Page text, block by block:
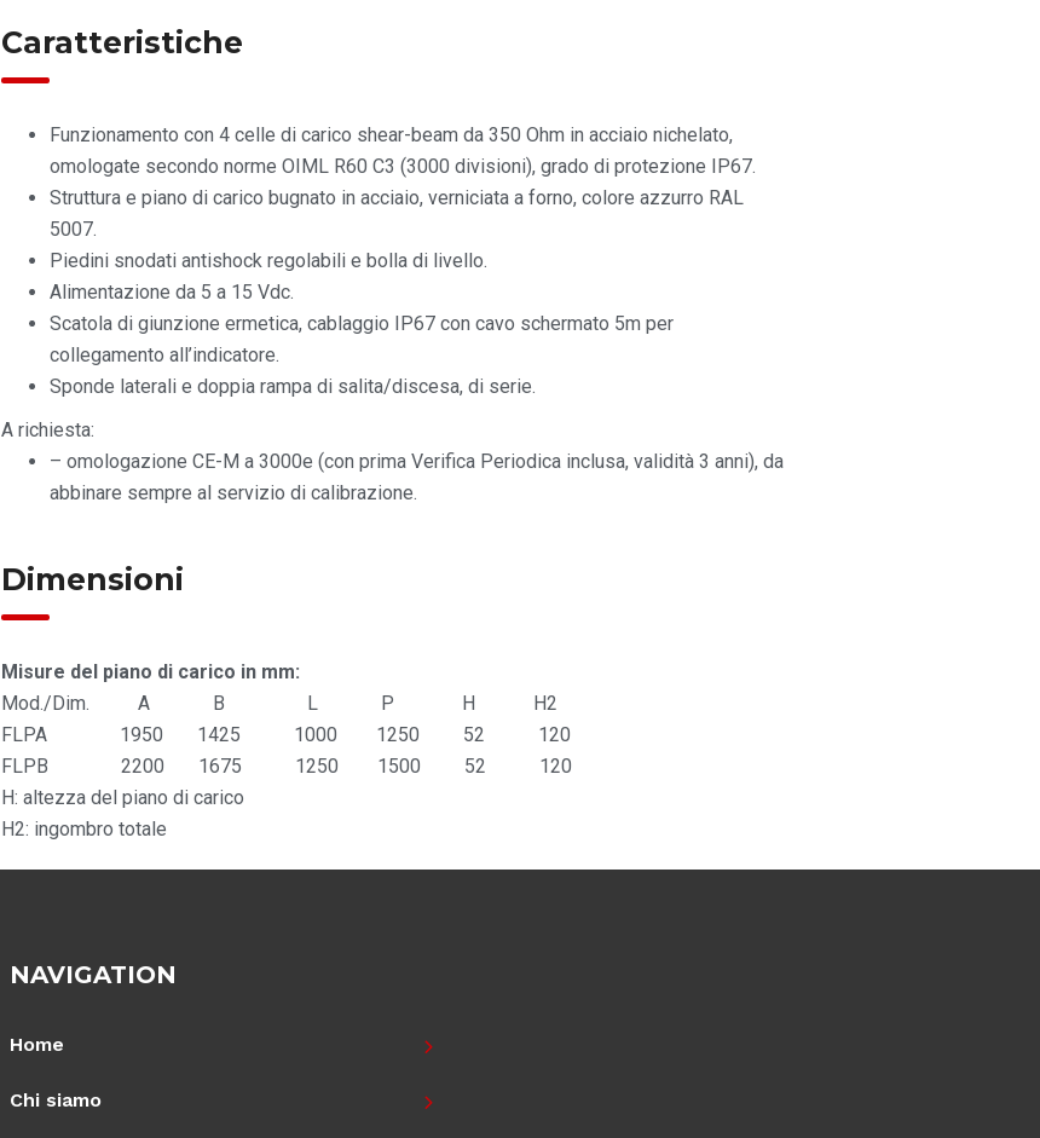
Caratteristiche
Funzionamento con 4 celle di carico shear-beam da 350 Ohm in acciaio nichelato,
omologate secondo norme OIML R60 C3 (3000 divisioni), grado di protezione IP67.
Struttura e piano di carico bugnato in acciaio, verniciata a forno, colore azzurro RAL
5007.
Piedini snodati antishock regolabili e bolla di livello.
Alimentazione da 5 a 15 Vdc.
Scatola di giunzione ermetica, cablaggio IP67 con cavo schermato 5m per
collegamento all’indicatore.
Sponde laterali e doppia rampa di salita/discesa, di serie.
A richiesta:
– omologazione CE-M a 3000e (con prima Verifica Periodica inclusa, validità 3 anni), da
abbinare sempre al servizio di calibrazione.
Dimensioni
Misure del piano di carico in mm:
Mod./Dim. A B L P H H2
FLPA 1950 1425 1000 1250 52 120
FLPB 2200 1675 1250 1500 52 120
H: altezza del piano di carico
H2: ingombro totale
NAVIGATION
Home
Chi siamo